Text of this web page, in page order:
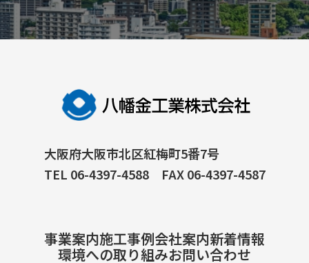
大阪府大阪市北区紅梅町5番7号
TEL 06-4397-4588 FAX 06-4397-4587
事業案内施工事例会社案内新着情報
環境への取り組みお問い合わせ